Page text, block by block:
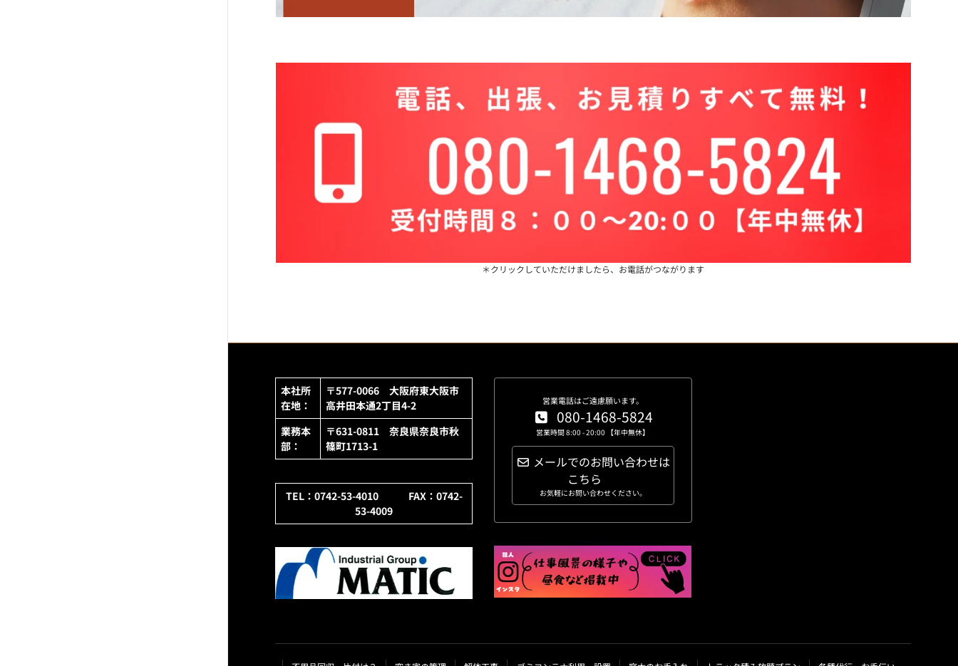
＊クリックしていただけましたら、お電話がつながります
本社所
在地：
〒577-0066 大阪府東大阪市
高井田本通2丁目4-2
業務本
部：
〒631-0811 奈良県奈良市秋
篠町1713-1
TEL：0742-53-4010 FAX：0742-
53-4009
営業電話はご遠慮願います。
080-1468-5824
営業時間 8:00 - 20:00 【年中無休】
メールでのお問い合わせは
こちら
お気軽にお問い合わせください。